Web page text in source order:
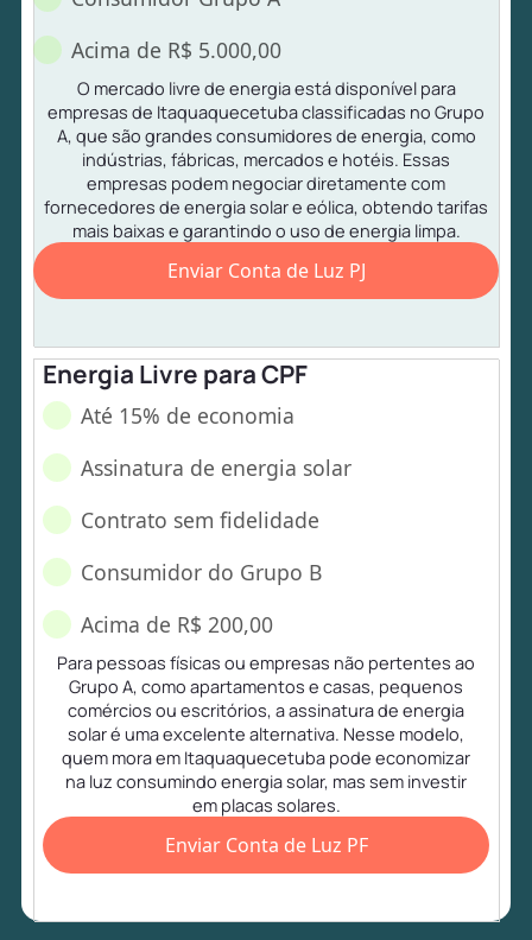
Acima de R$ 5.000,00
O mercado livre de energia está disponível para
empresas de Itaquaquecetuba classificadas no Grupo
A, que são grandes consumidores de energia, como
indústrias, fábricas, mercados e hotéis. Essas
empresas podem negociar diretamente com
fornecedores de energia solar e eólica, obtendo tarifas
mais baixas e garantindo o uso de energia limpa.
Enviar Conta de Luz PJ
Energia Livre para CPF
Até 15% de economia
Assinatura de energia solar
Contrato sem fidelidade
Consumidor do Grupo B
Acima de R$ 200,00
Para pessoas físicas ou empresas não pertentes ao
Grupo A, como apartamentos e casas, pequenos
comércios ou escritórios, a assinatura de energia
solar é uma excelente alternativa. Nesse modelo,
quem mora em Itaquaquecetuba pode economizar
na luz consumindo energia solar, mas sem investir
em placas solares.
Enviar Conta de Luz PF